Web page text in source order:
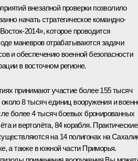
внезапной проверки позволило
начать стратегическое командно-
2014», которое проводится
маневров отрабатываются задачи
и обеспечению военной безопасности
в восточном регионе.
принимают участие более 155 тысяч
8 тысяч единиц вооружения и
более 4 тысяч боевых бронированных
и вертолёта, 84 корабля. Практические
на 14 полигонах на
а также в южной части Приморья.